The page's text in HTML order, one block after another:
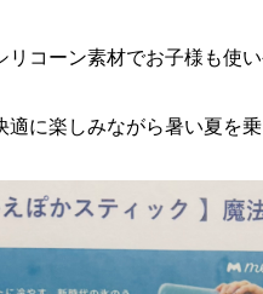
リコーン素材でお子様も使
適に楽しみながら暑い夏を